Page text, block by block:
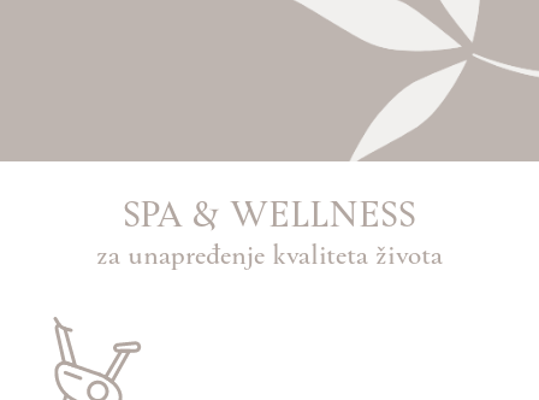
SPA & WELLNESS
za unapređenje kvaliteta života